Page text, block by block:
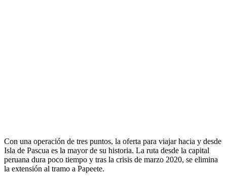
Con una operación de tres puntos, la oferta para viajar hacia y desde
Isla de Pascua es la mayor de su historia. La ruta desde la capital
peruana dura poco tiempo y tras la crisis de marzo 2020, se elimina
la extensión al tramo a Papeete.